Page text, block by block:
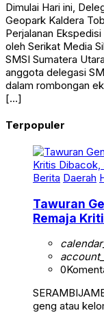
Dimulai Hari ini,
Geopark Kaldera
Perjalanan
oleh Serikat Media
SMSI Sumatera
anggota delegasi
dalam rombongan
[…]
Terpopuler
Berita Daerah
Tawuran
Remaja
0
geng atau